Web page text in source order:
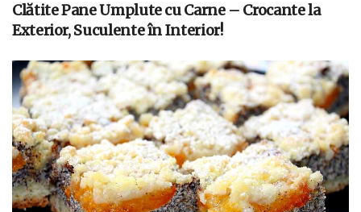
Clătite Pane Umplute cu Carne – Crocante la
Exterior, Suculente în Interior!